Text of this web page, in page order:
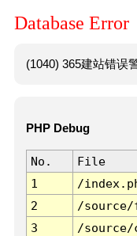
Database Error
(1040) 365建站错误
PHP Debug
No. File
1
/
2
/
3
/